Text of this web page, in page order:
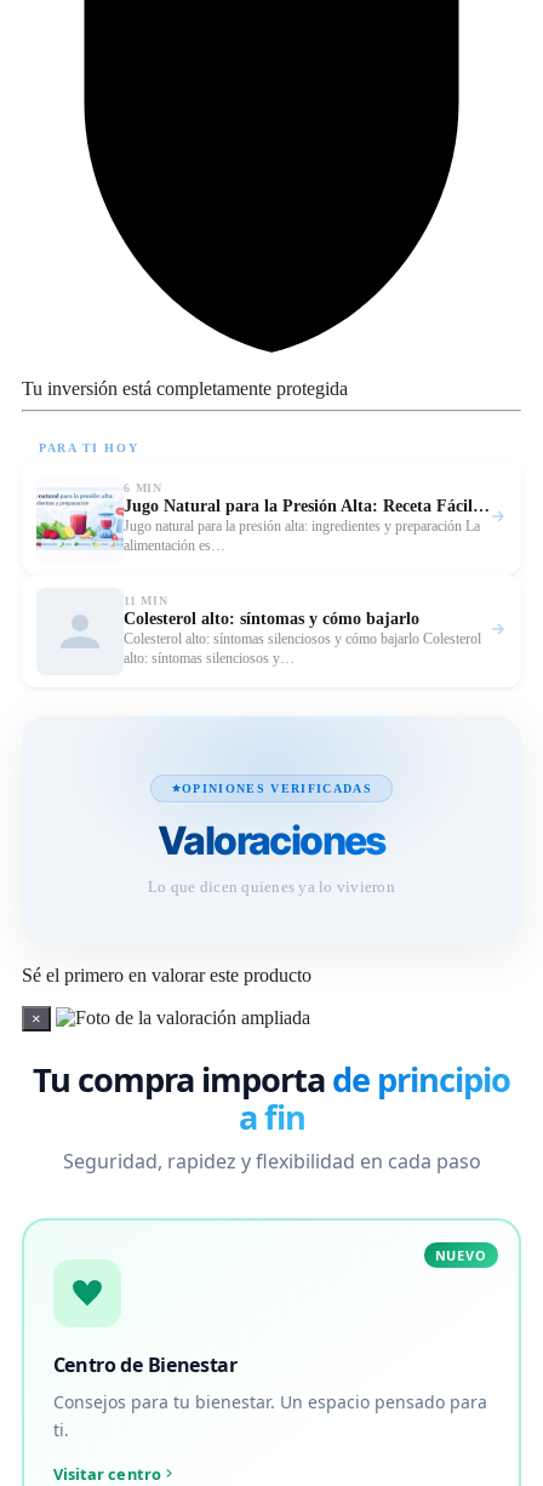
Tu inversión está completamente protegida
PARA TI HOY
6 MIN
Jugo Natural para la Presión Alta: Receta Fácil y Saludable
Jugo natural para la presión alta: ingredientes y preparación La
alimentación es…
11 MIN
Colesterol alto: síntomas y cómo bajarlo
Colesterol alto: síntomas silenciosos y cómo bajarlo Colesterol
alto: síntomas silenciosos y…
OPINIONES VERIFICADAS
Valoraciones
Lo que dicen quienes ya lo vivieron
Sé el primero en valorar este producto
×
Tu compra importade principio
a fin
Seguridad, rapidez y flexibilidad en cada paso
NUEVO
Centro de Bienestar
Consejos para tu bienestar. Un espacio pensado para
ti.
Visitar centro